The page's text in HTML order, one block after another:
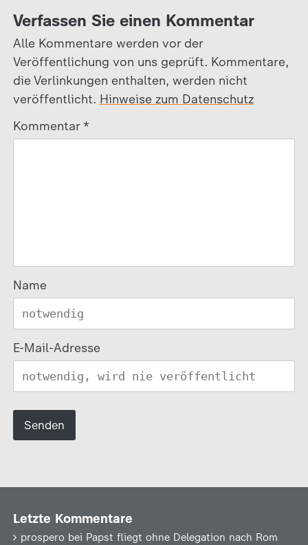
Verfassen Sie einen Kommentar
Alle Kommentare werden vor der
Veröffentlichung von uns geprüft. Kommentare,
die Verlinkungen enthalten, werden nicht
veröffentlicht. Hinweise zum Datenschutz
Kommentar *
Name
E-Mail-Adresse
Letzte Kommentare
prospero bei Papst fliegt ohne Delegation nach Rom